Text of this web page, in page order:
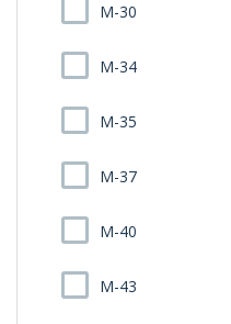
M-30
M-34
M-35
M-37
M-40
M-43